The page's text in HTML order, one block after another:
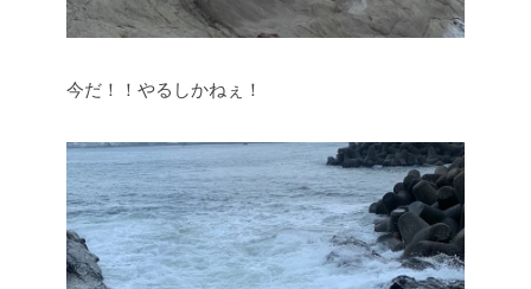
今だ！！やるしかねぇ！